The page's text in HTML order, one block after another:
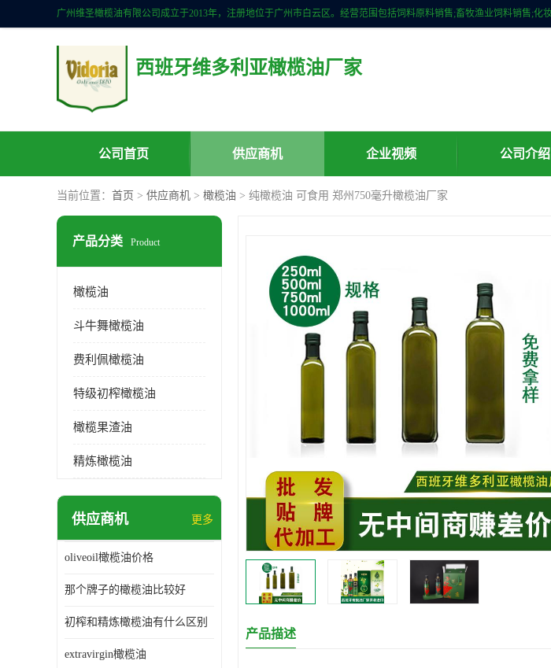
西班牙维多利亚橄榄油厂家
公司首页 供应商机 企业视频 公司介绍
当前位置： 首页 > 供应商机 > 橄榄油 > 纯橄榄油 可食用 郑州750毫升橄榄油厂家
产品分类 Product
橄榄油
斗牛舞橄榄油
费利佩橄榄油
特级初榨橄榄油
橄榄果渣油
精炼橄榄油
供应商机 更多
oliveoil橄榄油价格
那个牌子的橄榄油比较好
初榨和精炼橄榄油有什么区别
extravirgin橄榄油
产品描述